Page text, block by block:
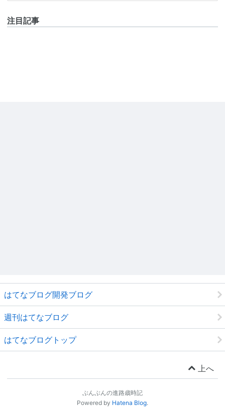
注目記事
はてなブログ開発ブログ
週刊はてなブログ
はてなブログトップ
上へ
ぶんぶんの進路歳時記
Powered by Hatena Blog.